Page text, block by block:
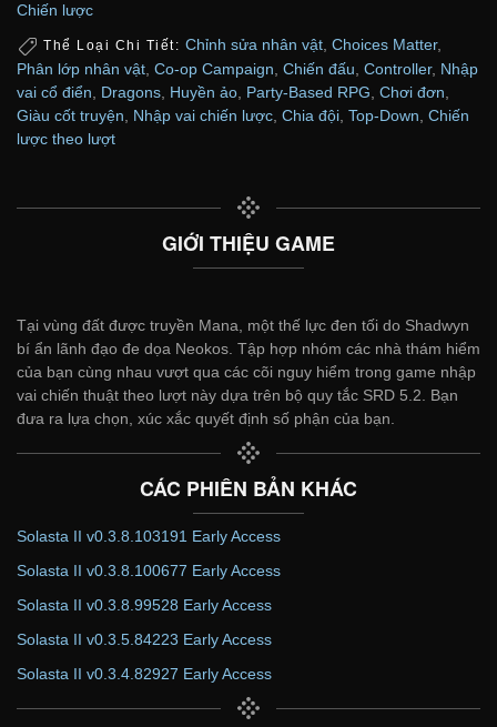
Chiến lược
Thể Loại Chi Tiết: Chỉnh sửa nhân vật, Choices Matter,
Phân lớp nhân vật Co-op Campaign Chiến đấu Controller, Nhập
vai cổ điển
Dragons Huyền ảo Party-Based RPG Chơi đơn
Giàu cốt truyện
Nhập vai chiến lược Chia đội Top-Down Chiến
lược theo lượt
GIỚI THIỆU GAME
Tại vùng đất được truyền Mana, một thế lực đen tối do Shadwyn
bí ẩn lãnh đạo đe dọa Neokos. Tập hợp nhóm các nhà thám hiểm
của bạn cùng nhau vượt qua các cõi nguy hiểm trong game nhập
vai chiến thuật theo lượt này dựa trên bộ quy tắc SRD 5.2. Bạn
đưa ra lựa chọn, xúc xắc quyết định số phận của bạn.
CÁC PHIÊN BẢN KHÁC
Solasta II v0.3.8.103191 Early Access
Solasta II v0.3.8.100677 Early Access
Solasta II v0.3.8.99528 Early Access
Solasta II v0.3.5.84223 Early Access
Solasta II v0.3.4.82927 Early Access